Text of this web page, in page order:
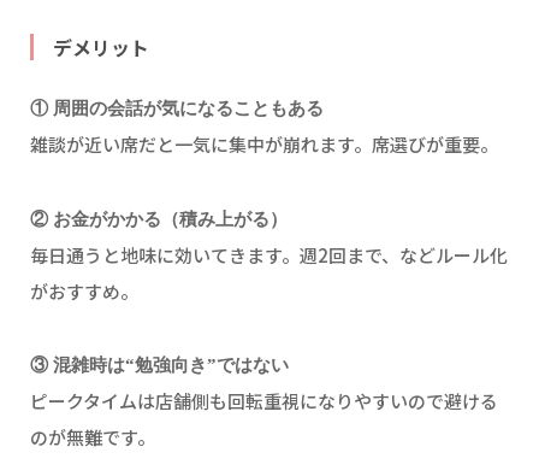
デメリット
① 周囲の会話が気になることもある
雑談が近い席だと一気に集中が崩れます。席選びが重要。
② お金がかかる（積み上がる）
毎日通うと地味に効いてきます。週2回まで、などルール化
がおすすめ。
③ 混雑時は“勉強向き”ではない
ピークタイムは店舗側も回転重視になりやすいので避ける
のが無難です。